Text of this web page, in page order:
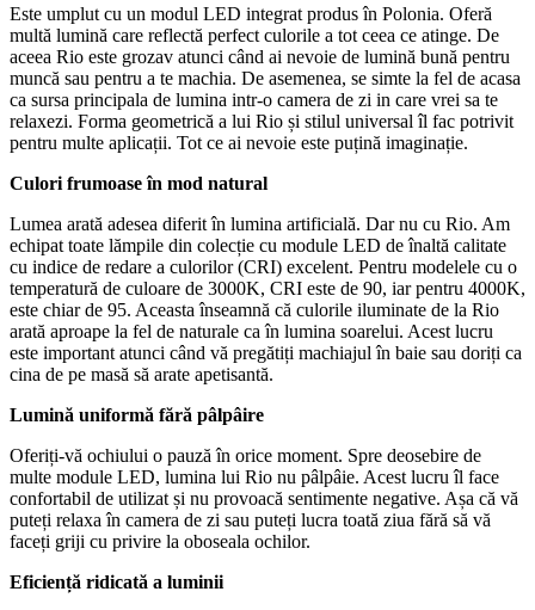
Este umplut cu un modul LED integrat produs în Polonia. Oferă
multă lumină care reflectă perfect culorile a tot ceea ce atinge. De
aceea Rio este grozav atunci când ai nevoie de lumină bună pentru
muncă sau pentru a te machia. De asemenea, se simte la fel de acasa
ca sursa principala de lumina intr-o camera de zi in care vrei sa te
relaxezi. Forma geometrică a lui Rio și stilul universal îl fac potrivit
pentru multe aplicații. Tot ce ai nevoie este puțină imaginație.
Culori frumoase în mod natural
Lumea arată adesea diferit în lumina artificială. Dar nu cu Rio. Am
echipat toate lămpile din colecție cu module LED de înaltă calitate
cu indice de redare a culorilor (CRI) excelent. Pentru modelele cu o
temperatură de culoare de 3000K, CRI este de 90, iar pentru 4000K,
este chiar de 95. Aceasta înseamnă că culorile iluminate de la Rio
arată aproape la fel de naturale ca în lumina soarelui. Acest lucru
este important atunci când vă pregătiți machiajul în baie sau doriți ca
cina de pe masă să arate apetisantă.
Lumină uniformă fără pâlpâire
Oferiți-vă ochiului o pauză în orice moment. Spre deosebire de
multe module LED, lumina lui Rio nu pâlpâie. Acest lucru îl face
confortabil de utilizat și nu provoacă sentimente negative. Așa că vă
puteți relaxa în camera de zi sau puteți lucra toată ziua fără să vă
faceți griji cu privire la oboseala ochilor.
Eficiență ridicată a luminii